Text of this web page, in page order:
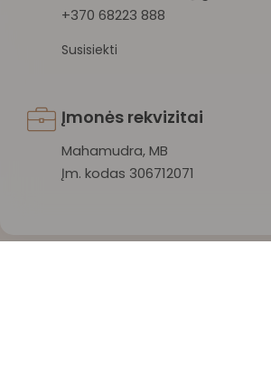
+370 68223 888
Susisiekti
Įmonės rekvizitai
Mahamudra, MB
Įm. kodas 306712071